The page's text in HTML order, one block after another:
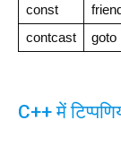
const
contcast
goto
C++ में